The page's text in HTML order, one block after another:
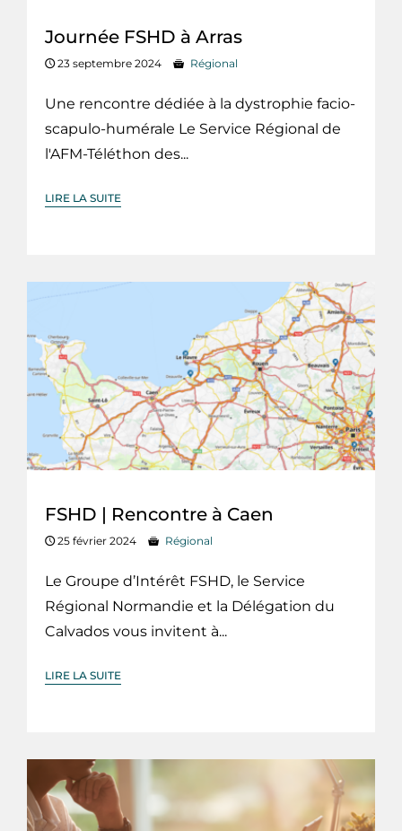
Journée FSHD à Arras
23 septembre 2024 Régional
Une rencontre dédiée à la dystrophie facio-
scapulo-humérale Le Service Régional de
l'AFM-Téléthon des...
LIRE LA SUITE
FSHD | Rencontre à Caen
25 février 2024 Régional
Le Groupe d’Intérêt FSHD, le Service
Régional Normandie et la Délégation du
Calvados vous invitent à...
LIRE LA SUITE